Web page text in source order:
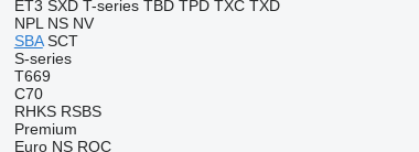
ET3 SXD T-series TBD TPD TXC TXD
NPL NS NV
SBA SCT
S-series
T669
C70
RHKS RSBS
Premium
Euro NS ROC